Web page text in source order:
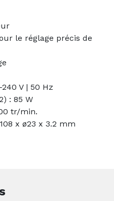
le réglage précis de
V | 50 Hz
: 85 W
tr/min.
x ø23 x 3.2 mm